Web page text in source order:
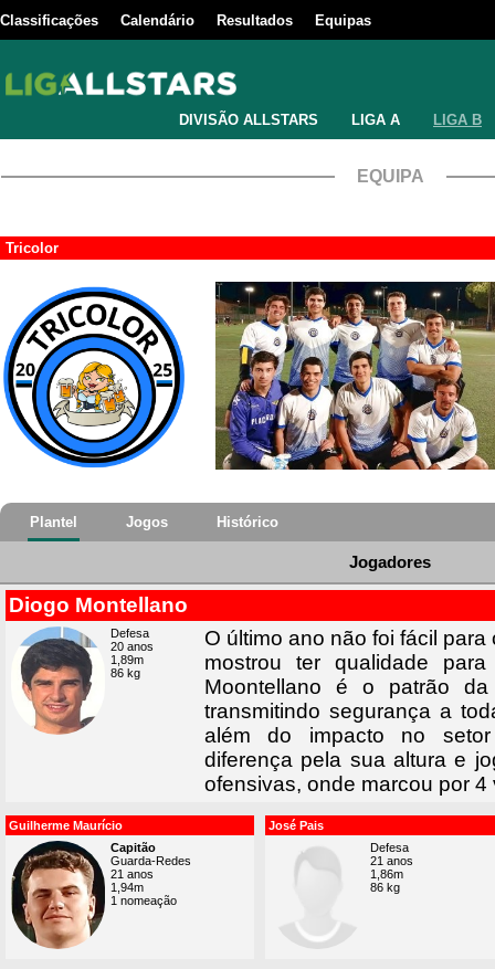
Classificações Calendário Resultados Equipas
DIVISÃO ALLSTARS LIGA A LIGA B
EQUIPA
Tricolor
Plantel Jogos Histórico
Jogadores
Diogo Montellano
Defesa
20 anos
1,89m
86 kg
O último ano não foi fácil
mostrou ter qualidade
Moontellano é o patrão
transmitindo segurança a
além do impacto no
diferença pela sua altura e
ofensivas, onde marcou por
Guilherme Maurício
Capitão
Guarda-Redes
21 anos
1,94m
1 nomeação
José Pais
Defesa
21 anos
1,86m
86 kg